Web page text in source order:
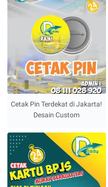
Cetak Pin Terdekat di Jakarta!
Desain Custom